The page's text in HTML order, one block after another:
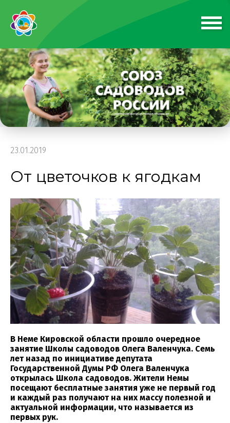
23.01.2019
От цветочков к ягодкам
В Неме Кировской области прошло очередное
занятие Школы садоводов Олега Валенчука. Семь
лет назад по инициативе депутата
Государственной Думы РФ Олега Валенчука
открылась Школа садоводов. Жители Немы
посещают бесплатные занятия уже не первый год
и каждый раз получают на них массу полезной и
актуальной информации, что называется из
первых рук.